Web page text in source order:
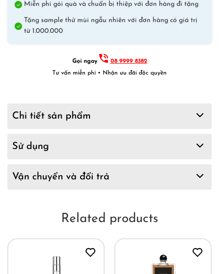
Miễn phí gói quà và chuẩn bị thiệp với đơn hàng đi tặng
Tặng sample thử mùi ngẫu nhiên với đơn hàng có giá trị
từ 1.000.000
Gọi ngay
08 9999 8382
Tư vấn miễn phí • Nhận ưu đãi độc quyền
Chi tiết sản phẩm
Sử dụng
Vận chuyển và đổi trả
Related products